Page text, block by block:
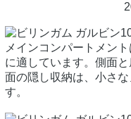
メインコンパートメン
に適しています。側面
面の隠し収納は、小さ
す。